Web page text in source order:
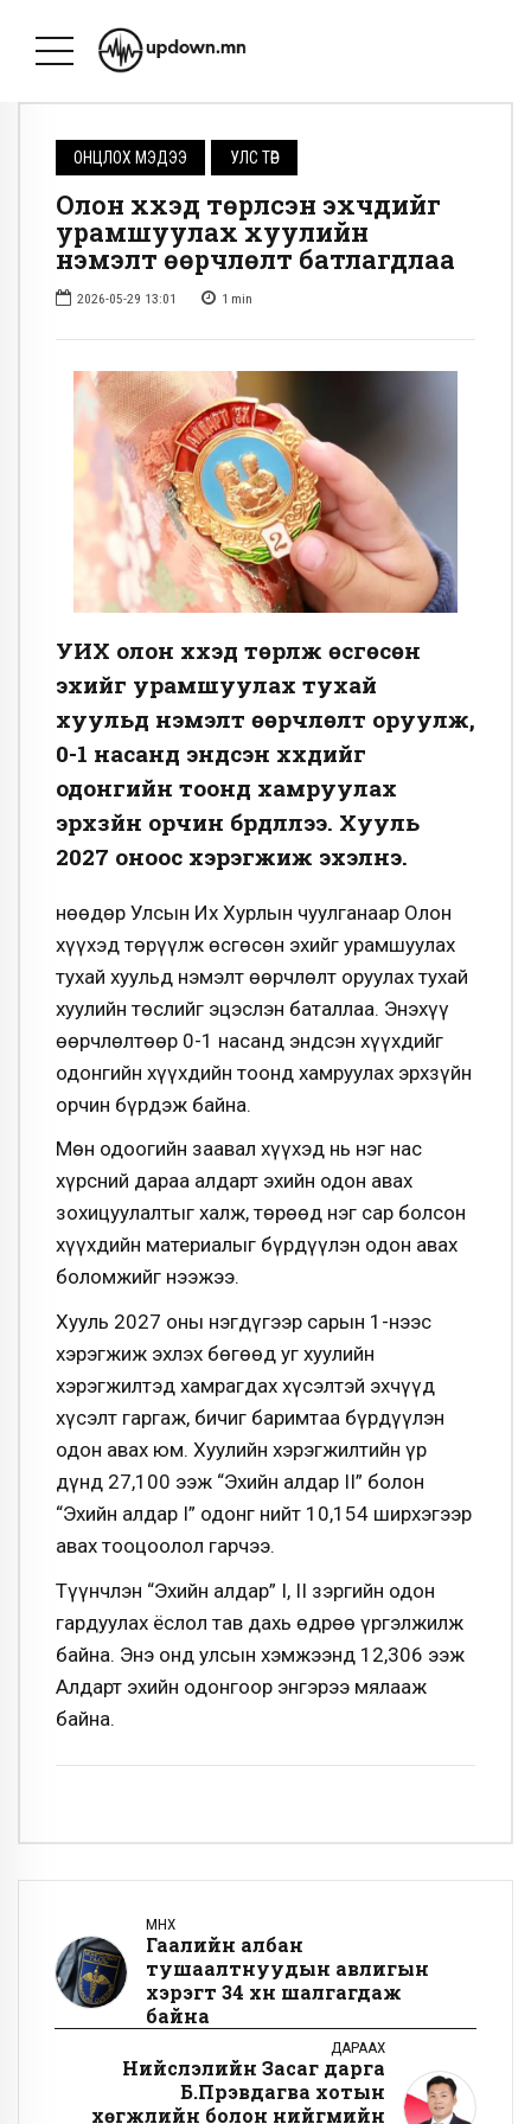
ОНЦЛОХ МЭДЭЭ УЛС ТӨР
Олон хүүхэд төрүүлсэн эхчүүдийг
урамшуулах хуулийн
нэмэлт өөрчлөлт батлагдлаа
2026-05-29 13:01 1 min
УИХ олон хүүхэд төрүүлж өсгөсөн
эхийг урамшуулах тухай
хуульд нэмэлт өөрчлөлт оруулж,
0-1 насанд эндсэн хүүхдийг
одонгийн тоонд хамруулах
эрхзүйн орчин бүрдүүллээ. Хууль
2027 оноос хэрэгжиж эхэлнэ.
Өнөөдөр Улсын Их Хурлын чуулганаар Олон
хүүхэд төрүүлж өсгөсөн эхийг урамшуулах
тухай хуульд нэмэлт өөрчлөлт оруулах тухай
хуулийн төслийг эцэслэн баталлаа. Энэхүү
өөрчлөлтөөр 0-1 насанд эндсэн хүүхдийг
одонгийн хүүхдийн тоонд хамруулах эрхзүйн
орчин бүрдэж байна.
Мөн одоогийн заавал хүүхэд нь нэг нас
хүрсний дараа алдарт эхийн одон авах
зохицуулалтыг халж, төрөөд нэг сар болсон
хүүхдийн материалыг бүрдүүлэн одон авах
боломжийг нээжээ.
Хууль 2027 оны нэгдүгээр сарын 1-нээс
хэрэгжиж эхлэх бөгөөд уг хуулийн
хэрэгжилтэд хамрагдах хүсэлтэй эхчүүд
хүсэлт гаргаж, бичиг баримтаа бүрдүүлэн
одон авах юм. Хуулийн хэрэгжилтийн үр
дүнд 27,100 ээж “Эхийн алдар II” болон
“Эхийн алдар I” одонг нийт 10,154 ширхэгээр
авах тооцоолол гарчээ.
Түүнчлэн “Эхийн алдар” I, II зэргийн одон
гардуулах ёслол тав дахь өдрөө үргэлжилж
байна. Энэ онд улсын хэмжээнд 12,306 ээж
Алдарт эхийн одонгоор энгэрээ мялааж
байна.
ӨМНӨХ
Гаалийн албан
тушаалтнуудын авлигын
хэрэгт 34 хүн шалгагдаж
байна
ДАРААХ
Нийслэлийн Засаг дарга
Б.Пүрэвдагва хотын
хөгжлийн болон нийгмийн